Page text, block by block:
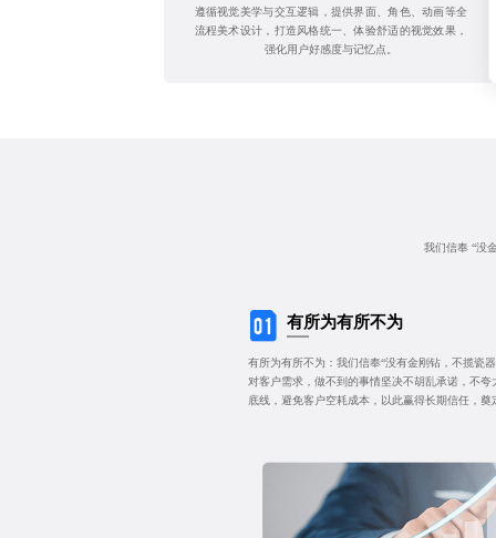
遵循视觉美学与交互逻辑，提供界面、角色、动画等全
流程美术设计，打造风格统一、体验舒适的视觉效果，
强化用户好感度与记忆点。
我们信奉 “没
有所为有所不为
有所为有所不为：我们信奉“没有金刚钻，不揽瓷
对客户需求，做不到的事情坚决不胡乱承诺，不
底线，避免客户空耗成本，以此赢得长期信任，奠